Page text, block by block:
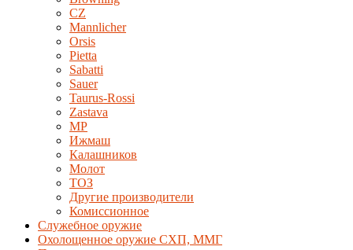
CZ
Mannlicher
Orsis
Pietta
Sabatti
Sauer
Taurus-Rossi
Zastava
MP
Ижмаш
Калашников
Молот
ТОЗ
Другие производители
Комиссионное
Служебное оружие
Охолощенное оружие СХП, ММГ